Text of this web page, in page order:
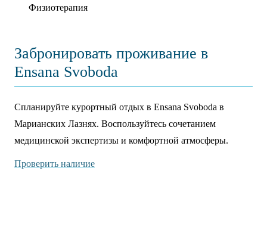
Физиотерапия
Забронировать проживание в
Ensana Svoboda
Спланируйте курортный отдых в Ensana Svoboda в
Марианских Лазнях. Воспользуйтесь сочетанием
медицинской экспертизы и комфортной атмосферы.
Проверить наличие